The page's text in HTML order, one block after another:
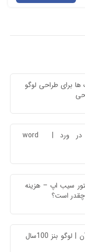
برای طراحی لوگو
نحوه قرار دادن لوگو در ورد | word
سیب اپ – هزینه
است؟
بررسی لوگو بنز و مفهوم آن | لوگو بنز 100سال